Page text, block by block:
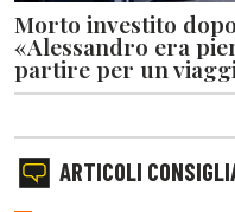
Morto investito
«Alessandro era
partire per un
ARTICOLI